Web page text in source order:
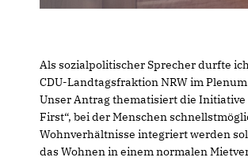
Als sozialpolitischer Sprecher durfte
CDU-Landtagsfraktion NRW im
Unser Antrag thematisiert die Initiative
First“, bei der Menschen
Wohnverhältnisse integriert werden
das Wohnen in einem normalen